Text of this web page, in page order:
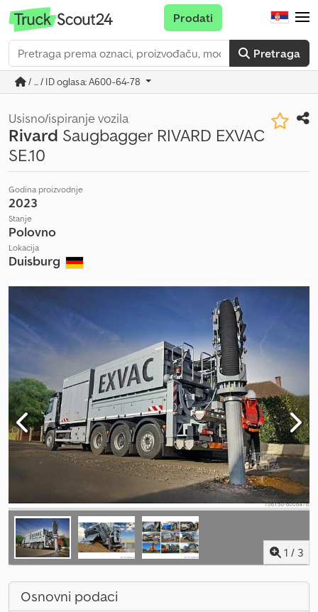
Pretraga
Prodati
/ ... / ID oglasa: A600-64-78
Usisno/ispiranje vozila
Rivard Saugbagger RIVARD EXVAC
SE.10
Godina proizvodnje
2023
Stanje
Polovno
Lokacija
Duisburg
1 / 3
Osnovni podaci